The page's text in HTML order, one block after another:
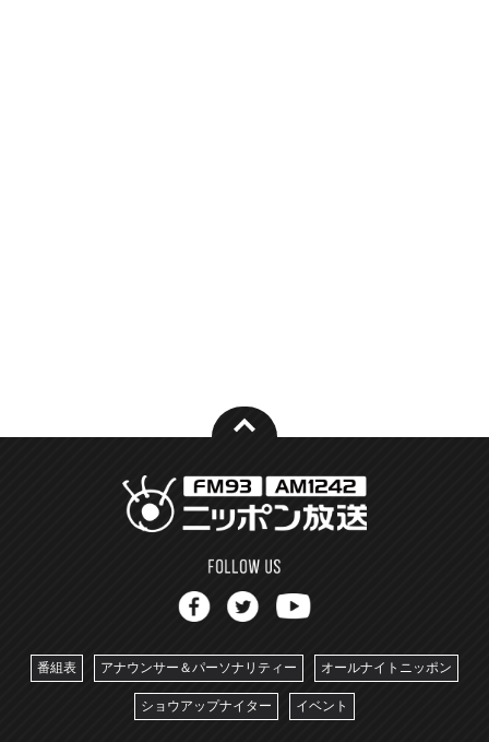
番組表 アナウンサー＆パーソナリティー オールナイトニッポン
ショウアップナイター イベント